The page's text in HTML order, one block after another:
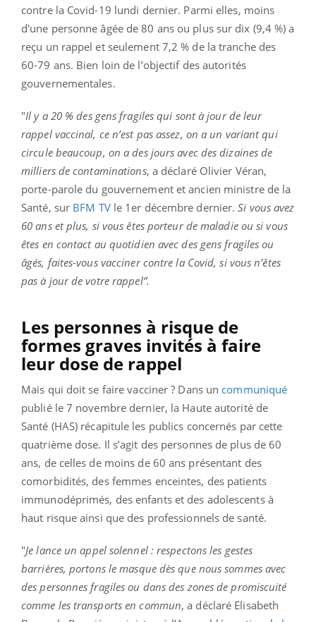
contre la Covid-19 lundi dernier. Parmi elles, moins
d'une personne âgée de 80 ans ou plus sur dix (9,4 %) a
reçu un rappel et seulement 7,2 % de la tranche des
60-79 ans. Bien loin de l’objectif des autorités
gouvernementales.
"Il y a 20 % des gens fragiles qui sont à jour de leur
rappel vaccinal, ce n’est pas assez, on a un variant qui
circule beaucoup, on a des jours avec des dizaines de
milliers de contaminations, a déclaré Olivier Véran,
porte-parole du gouvernement et ancien ministre de la
Santé, sur BFM TVle 1er décembre dernier.Si vous avez
60 ans et plus, si vous êtes porteur de maladie ou si vous
êtes en contact au quotidien avec des gens fragiles ou
âgés, faites-vous vacciner contre la Covid, si vous n’êtes
pas à jour de votre rappel”.
Les personnes à risque de
formes graves invités à faire
leur dose de rappel
Mais qui doit se faire vacciner ? Dans un communiqué
publié le 7 novembre dernier, la Haute autorité de
Santé (HAS) récapitule les publics concernés par cette
quatrième dose. Il s’agit des personnes de plus de 60
ans, de celles de moins de 60 ans présentant des
comorbidités, des femmes enceintes, des patients
immunodéprimés, des enfants et des adolescents à
haut risque ainsi que des professionnels de santé.
"Je lance un appel solennel : respectons les gestes
barrières, portons le masque dès que nous sommes avec
des personnes fragiles ou dans des zones de promiscuité
comme les transports en commun,a déclaré Elisabeth